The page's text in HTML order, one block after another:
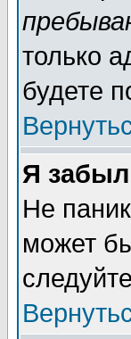
только
будете
Я
Не
может